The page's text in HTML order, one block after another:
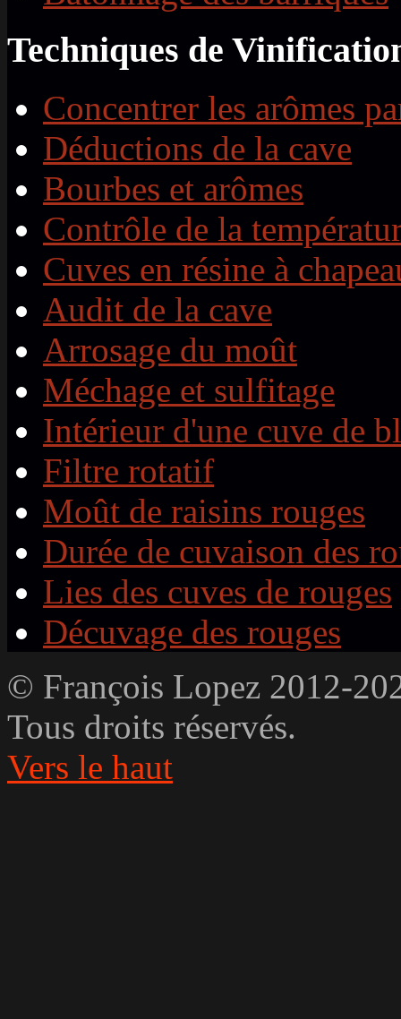
Techniques de
Concentrer les arômes
Déductions de la cave
Bourbes et arômes
Contrôle de la
Cuves en résine à
Audit de la cave
Arrosage du moût
Méchage et sulfitage
Intérieur d'une cuve de
Filtre rotatif
Moût de raisins rouges
Durée de cuvaison des
Lies des cuves de rouges
Décuvage des rouges
© François Lopez 2012-
Tous droits réservés.
Vers le haut